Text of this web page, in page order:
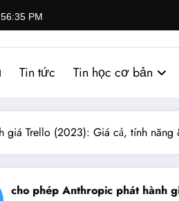
PM
Tin tức Tin học cơ bản
giá Trello (2023): Giá cả, tính năng
phép Anthropic phát hành